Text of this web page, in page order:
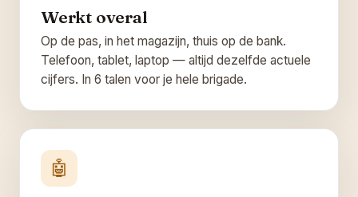
Werkt overal
Op de pas, in het magazijn, thuis op de bank.
Telefoon, tablet, laptop — altijd dezelfde actuele
cijfers. In 6 talen voor je hele brigade.
🤖